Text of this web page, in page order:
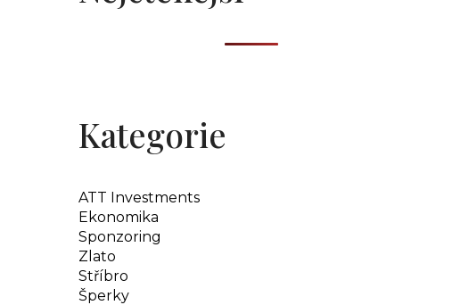
Kategorie
ATT Investments
Ekonomika
Sponzoring
Zlato
Stříbro
Šperky